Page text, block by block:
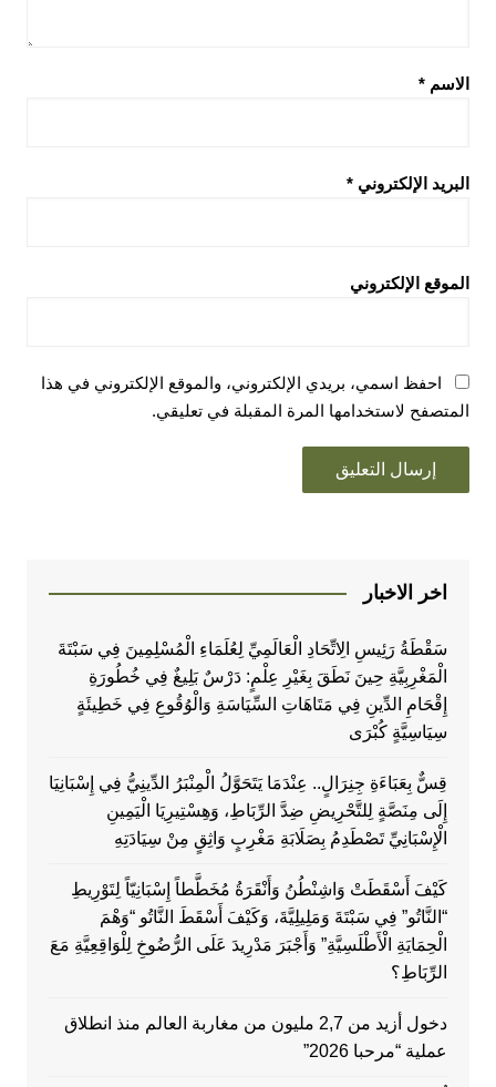
الاسم *
البريد الإلكتروني *
الموقع الإلكتروني
احفظ اسمي، بريدي الإلكتروني، والموقع الإلكتروني في هذا
المتصفح لاستخدامها المرة المقبلة في تعليقي.
اخر الاخبار
سَقْطَةُ رَئِيسِ الِاتِّحَادِ الْعَالَمِيِّ لِعُلَمَاءِ الْمُسْلِمِينَ فِي سَبْتَةَ
الْمَغْرِبِيَّةِ حِينَ نَطَقَ بِغَيْرِ عِلْمٍ: دَرْسٌ بَلِيغٌ فِي خُطُورَةِ
إِقْحَامِ الدِّينِ فِي مَتَاهَاتِ السِّيَاسَةِ وَالْوُقُوعِ فِي خَطِيئَةٍ
سِيَاسِيَّةٍ كُبْرَى
قِسٌّ بِعَبَاءَةِ جِنِرَالٍ.. عِنْدَمَا يَتَحَوَّلُ الْمِنْبَرُ الدِّينِيُّ فِي إِسْبَانِيَا
إِلَى مِنَصَّةٍ لِلتَّحْرِيضِ ضِدَّ الرِّبَاطِ، وَهِسْتِيرِيَا الْيَمِينِ
الْإِسْبَانِيِّ تَصْطَدِمُ بِصَلَابَةِ مَغْرِبٍ وَاثِقٍ مِنْ سِيَادَتِهِ
كَيْفَ أَسْقَطَتْ وَاشِنْطُنُ وَأَنْقَرَةُ مُخَطَّطاً إِسْبَانِيّاً لِتَوْرِيطِ
“النَّاتُو” فِي سَبْتَةَ وَمَلِيلِيَّةَ، وَكَيْفَ أَسْقَطَ النَّاتُو “وَهْمَ
الْحِمَايَةِ الْأَطْلَسِيَّةِ” وَأَجْبَرَ مَدْرِيدَ عَلَى الرُّضُوخِ لِلْوَاقِعِيَّةِ مَعَ
الرِّبَاطِ؟
دخول أزيد من 2,7 مليون من مغاربة العالم منذ انطلاق
عملية “مرحبا 2026”